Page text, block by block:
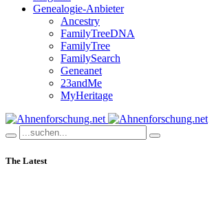
Genealogie-Anbieter
Ancestry
FamilyTreeDNA
FamilyTree
FamilySearch
Geneanet
23andMe
MyHeritage
The Latest